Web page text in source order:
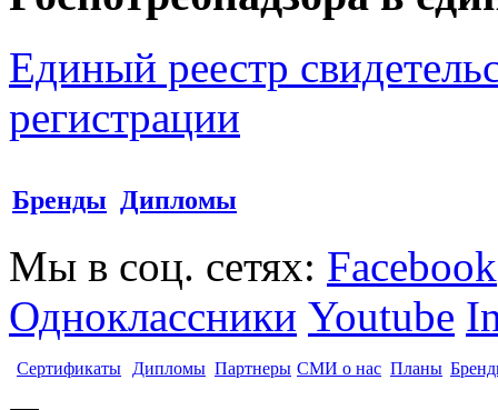
Единый реестр
регистрации
Бренды Дипломы
Мы в соц. сетях: Facebook
Одноклассники Youtube
Сертификаты Дипломы Партнеры СМИ о нас Планы